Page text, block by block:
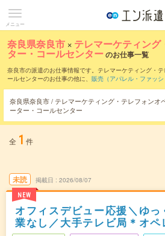
メニュー
奈良県奈良市 × テレマーケティン
ター・コールセンターのお仕事一覧
奈良市の派遣のお仕事情報です。テレマーケティング・
ールセンターのお仕事の他に、 販売（アパレル・ファッシ
でいただけます。職種辞典：テレマーケティング・テレ
センターのお仕事とは？とは？
奈良県奈良市 / テレマーケティング・テレフォンオ
ーター・コールセンター
全 1 件
未読
NEW
掲載日 2026/08/07
オフィスデビュー応援＼ゆ
業なし／大手テレビ局＊オペ